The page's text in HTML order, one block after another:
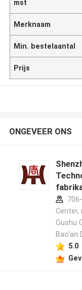
mst
Merknaam
Min. bestelaantal
Prijs
ONGEVEER ONS
Center,
Gushu
Bao'an
5.0